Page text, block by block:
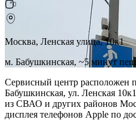
Москва, Ленская улица, 10к1
м. Бабушкинская, ~5 минут
Сервисный центр расположен
Бабушкинская, ул. Ленская
из СВАО и других районов
дисплея телефонов Apple по